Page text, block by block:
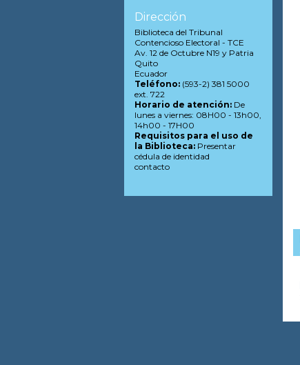
Dirección
Biblioteca del Tribunal
Contencioso Electoral - TCE
Av. 12 de Octubre N19 y Patria
Quito
Ecuador
Teléfono:(593-2) 381 5000
ext. 722
Horario de atención:De
lunes a viernes: 08H00 - 13h00,
14h00 - 17H00
Requisitos para el uso de
la Biblioteca:Presentar
cédula de identidad
contacto